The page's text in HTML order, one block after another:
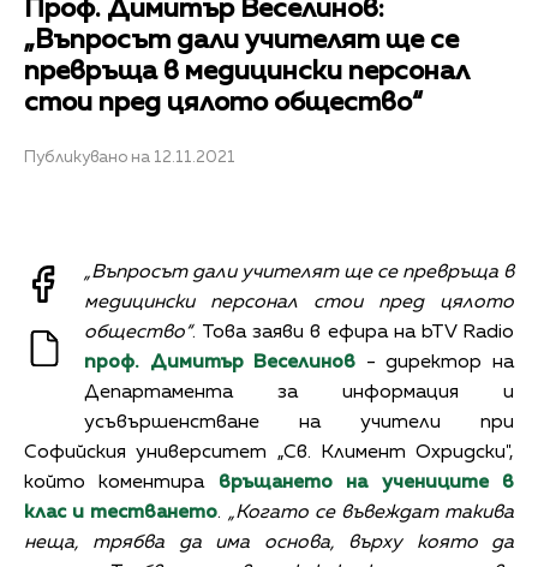
Проф. Димитър Веселинов:
„Въпросът дали учителят ще се
превръща в медицински персонал
стои пред цялото общество“
Публикувано на 12.11.2021
„Въпросът дали учителят ще се превръща в
медицински персонал стои пред цялото
общество“. Това заяви в ефира на bTV Radio
проф. Димитър Веселинов - директор на
Департамента за информация и
усъвършенстване на учители при
Софийския университет „Св. Климент Охридски",
който коментира връщането на учениците в
клас и тестването. „Когато се въвеждат такива
неща, трябва да има основа, върху която да